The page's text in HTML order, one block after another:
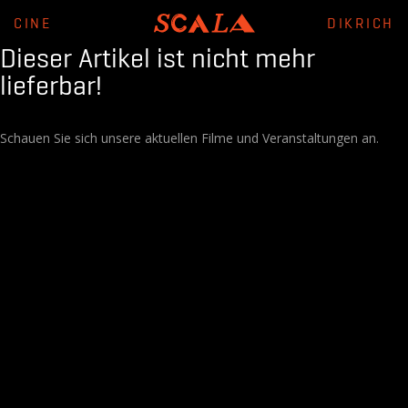
CINE DIKRICH
Dieser Artikel ist nicht mehr
lieferbar!
Schauen Sie sich unsere aktuellen Filme und Veranstaltungen an.